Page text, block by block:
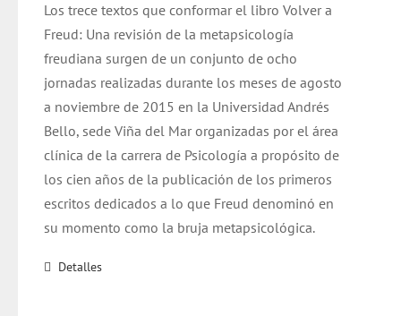
era:
$ 15.000.
es:
$ 13.000.
Los trece textos que conformar el libro Volver a
Freud: Una revisión de la metapsicología
freudiana surgen de un conjunto de ocho
jornadas realizadas durante los meses de agosto
a noviembre de 2015 en la Universidad Andrés
Bello, sede Viña del Mar organizadas por el área
clínica de la carrera de Psicología a propósito de
los cien años de la publicación de los primeros
escritos dedicados a lo que Freud denominó en
su momento como la bruja metapsicológica.
Detalles